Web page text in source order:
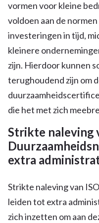
vormen voor kleine
voldoen aan de
investeringen in tijd,
kleinere
zijn. Hierdoor kunnen
terughoudend zijn om
die het met zich
Strikte naleving
extra
Strikte naleving van
leiden tot extra
zich inzetten om aan